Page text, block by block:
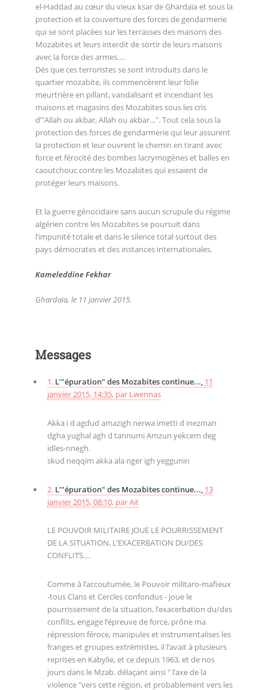
el-Haddad au cœur du vieux ksar de Ghardaïa et sous la
protection et la couverture des forces de gendarmerie
qui se sont placées sur les terrasses des maisons des
Mozabites et leurs interdit de sortir de leurs maisons
avec la force des armes….
Dés que ces terroristes se sont introduits dans le
quartier mozabite, ils commencèrent leur folie
meurtrière en pillant, vandalisant et incendiant les
maisons et magasins des Mozabites sous les cris
d’"Allah ou akbar, Allah ou akbar…". Tout cela sous la
protection des forces de gendarmerie qui leur assurent
la protection et leur ouvrent le chemin en tirant avec
force et férocité des bombes lacrymogènes et balles en
caoutchouc contre les Mozabites qui essaient de
protéger leurs maisons.
Et la guerre génocidaire sans aucun scrupule du régime
algérien contre les Mozabites se poursuit dans
l’impunité totale et dans le silence total surtout des
pays démocrates et des instances internationales.
Kameleddine Fekhar
Ghardaïa, le 11 janvier 2015.
Messages
1. L’"épuration" des Mozabites continue..., 11
janvier 2015, 14:35, par Lwennas
Akka i d agdud amazigh nerwa imetti d inezman
dgha yughal agh d tannumi Amzun yekcem deg
idles-nnegh.
skud neqqim akka ala nger igh yeggunin
2. L’"épuration" des Mozabites continue..., 13
janvier 2015, 08:10, parAit
LE POUVOIR MILITAIRE JOUE LE POURRISSEMENT
DE LA SITUATION, L’EXACERBATION DU/DES
CONFLITS....
Comme à l’accoutumée, le Pouvoir militaro-mafieux
-tous Clans et Cercles confondus - joue le
pourrissement de la situation, l’exacerbation du/des
conflits, engage l’épreuve de force, prône ma
répression féroce, manipules et instrumentalises les
franges et groupes extrémistes, il l’avait à plusieurs
reprises en Kabylie, et ce depuis 1963, et de nos
jours dans le Mzab. délaçant ainsi " l’axe de la
violence "vers cette région, et probablement vers les